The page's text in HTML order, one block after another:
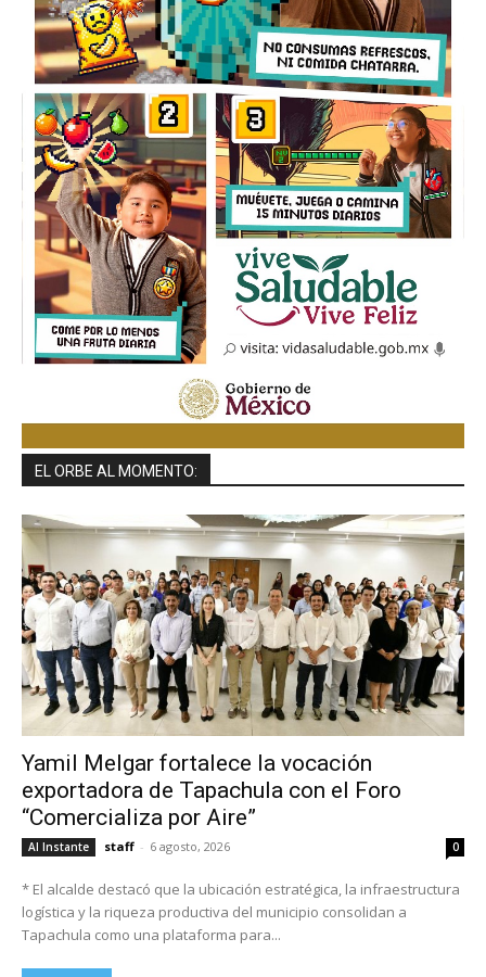
EL ORBE AL MOMENTO:
Yamil Melgar fortalece la vocación
exportadora de Tapachula con el Foro
“Comercializa por Aire”
Al Instante staff - 6 agosto, 2026 0
* El alcalde destacó que la ubicación estratégica, la infraestructura
logística y la riqueza productiva del municipio consolidan a
Tapachula como una plataforma para...